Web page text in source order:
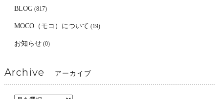
BLOG(817)
MOCO（モコ）について (19)
お知らせ(0)
Archive アーカイブ